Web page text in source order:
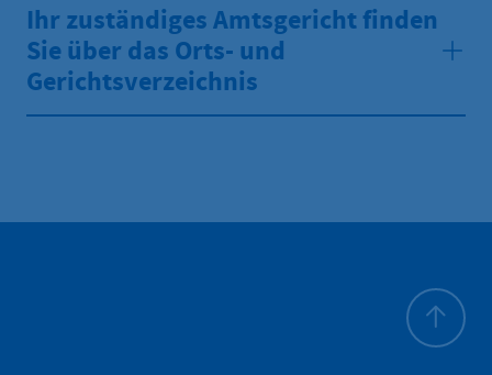
Ihr zuständiges Amtsgericht finden
Sie über das Orts- und
Gerichtsverzeichnis